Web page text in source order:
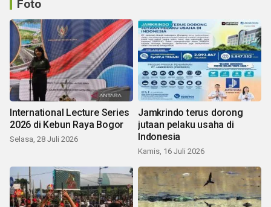
Foto
International Lecture Series
2026 di Kebun Raya Bogor
Selasa, 28 Juli 2026
Jamkrindo terus dorong
jutaan pelaku usaha di
Indonesia
Kamis, 16 Juli 2026